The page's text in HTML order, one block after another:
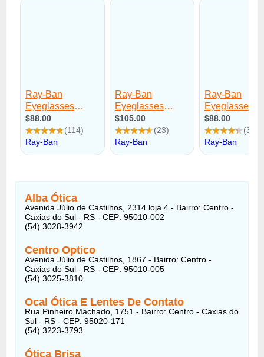
Alba Ótica
Avenida Júlio de Castilhos, 2314 loja 4 - Bairro: Centro -
Caxias do Sul - RS - CEP: 95010-002
(54) 3028-3942
Centro Optico
Avenida Júlio de Castilhos, 1867 - Bairro: Centro -
Caxias do Sul - RS - CEP: 95010-005
(54) 3025-3810
Ocal Ótica E Lentes De Contato
Rua Pinheiro Machado, 1751 - Bairro: Centro - Caxias do
Sul - RS - CEP: 95020-171
(54) 3223-3793
Ótica Brisa